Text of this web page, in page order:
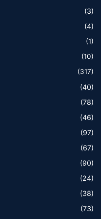
(3)
(4)
(1)
(10)
(317)
(40)
(78)
(46)
(97)
(67)
(90)
(24)
(38)
(73)